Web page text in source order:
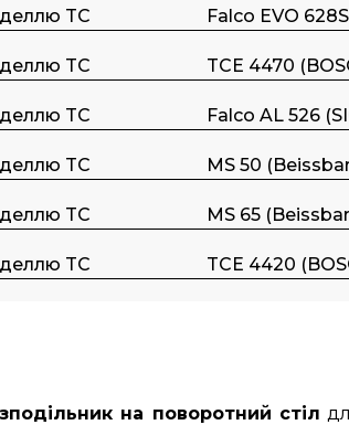
TC Falco EVO
TC TCE 4470
TC Falco AL 526
TC MS 50
TC MS 65
TC TCE 4420
на поворотний стіл